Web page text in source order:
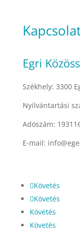
Egri
Székhely: 3300
Nyilvántartási
Adószám:
E-mail:
Követés
Követés
Követés
Követés